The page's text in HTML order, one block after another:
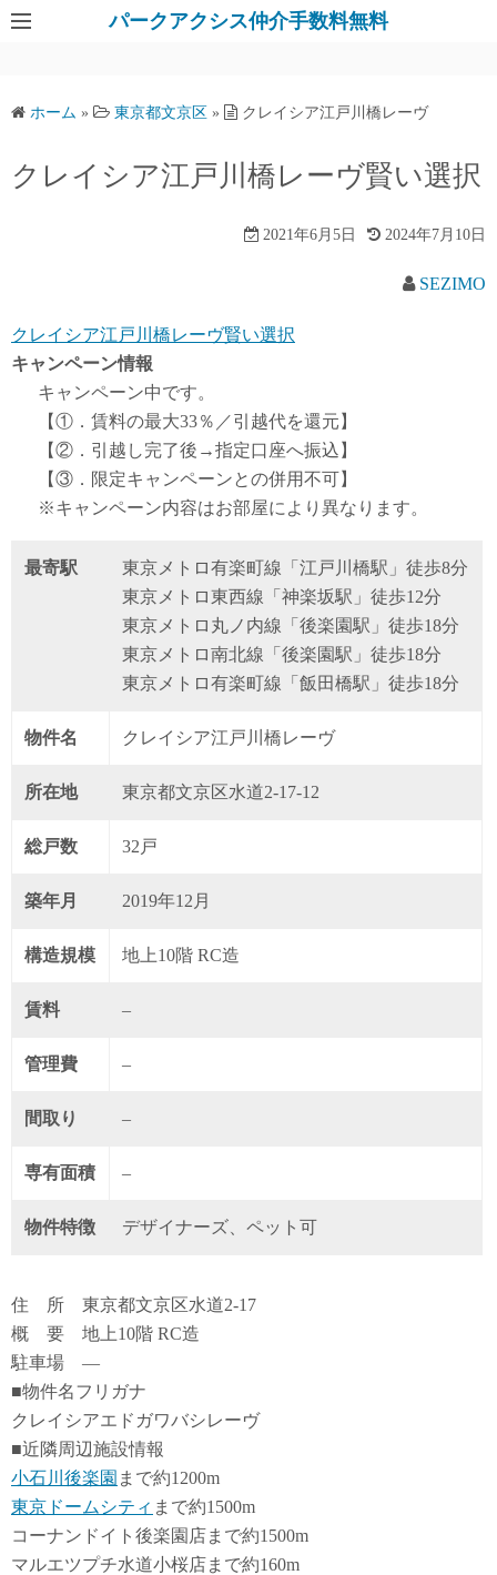
パークアクシス仲介手数料無料
ホーム » 東京都文京区 » クレイシア江戸川橋レーヴ
クレイシア江戸川橋レーヴ賢い選択
2021年6月5日 2024年7月10日
SEZIMO
クレイシア江戸川橋レーヴ賢い選択
キャンペーン情報
キャンペーン中です。
【①．賃料の最大33％／引越代を還元】
【②．引越し完了後→指定口座へ振込】
【③．限定キャンペーンとの併用不可】
※キャンペーン内容はお部屋により異なります。
最寄駅
東京メトロ有楽町線「江戸川橋駅」徒歩8分
東京メトロ東西線「神楽坂駅」徒歩12分
東京メトロ丸ノ内線「後楽園駅」徒歩18分
東京メトロ南北線「後楽園駅」徒歩18分
東京メトロ有楽町線「飯田橋駅」徒歩18分
物件名 クレイシア江戸川橋レーヴ
所在地 東京都文京区水道2-17-12
総戸数 32戸
築年月 2019年12月
構造規模 地上10階 RC造
賃料 –
管理費 –
間取り –
専有面積 –
物件特徴 デザイナーズ、ペット可
住 所 東京都文京区水道2-17
概 要 地上10階 RC造
駐車場 ―
■物件名フリガナ
クレイシアエドガワバシレーヴ
■近隣周辺施設情報
小石川後楽園 まで約1200m
東京ドームシティ まで約1500m
コーナンドイト後楽園店まで約1500m
マルエツプチ水道小桜店まで約160m